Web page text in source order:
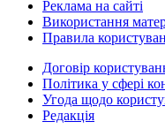
Реклама на сайті
Використання
Правила
Договір
Політика у сфері
Угода щодо
Редакція